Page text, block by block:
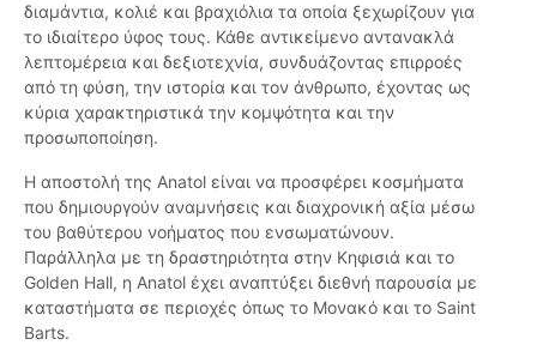
διαμάντια, κολιέ και βραχιόλια τα οποία ξεχωρίζουν για
το ιδιαίτερο ύφος τους. Κάθε αντικείμενο αντανακλά
λεπτομέρεια και δεξιοτεχνία, συνδυάζοντας επιρροές
από τη φύση, την ιστορία και τον άνθρωπο, έχοντας ως
κύρια χαρακτηριστικά την κομψότητα και την
προσωποποίηση.
Η αποστολή της Anatol είναι να προσφέρει κοσμήματα
που δημιουργούν αναμνήσεις και διαχρονική αξία μέσω
του βαθύτερου νοήματος που ενσωματώνουν.
Παράλληλα με τη δραστηριότητα στην Κηφισιά και το
Golden Hall, η Anatol έχει αναπτύξει διεθνή παρουσία με
καταστήματα σε περιοχές όπως το Μονακό και το Saint
Barts.